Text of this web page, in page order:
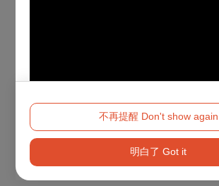
Method 2
不再提醒 Don't show again
明白了 Got it